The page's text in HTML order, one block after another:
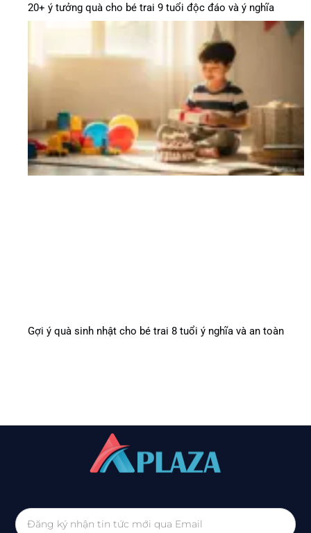
20+ ý tưởng quà cho bé trai 9 tuổi độc đáo và ý nghĩa
Gợi ý quà sinh nhật cho bé trai 8 tuổi ý nghĩa và an toàn